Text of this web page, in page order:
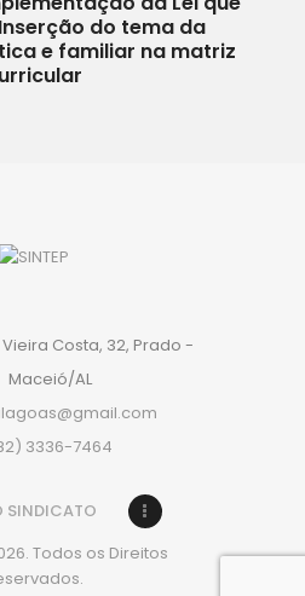
do tema da
e familiar na matriz
Vieira Costa, 32, Prado -
Maceió/AL
3336-7464
SINDICATO
Todos os Direitos